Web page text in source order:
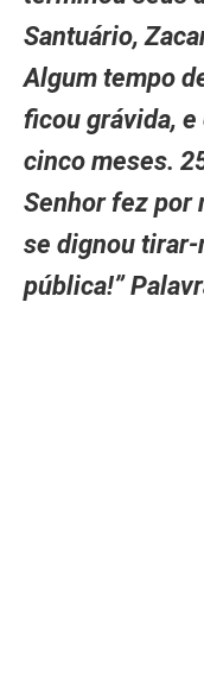
Santuário,
Algum tempo
ficou grávida,
cinco meses.
Senhor fez por
se dignou tirar-
pública!”